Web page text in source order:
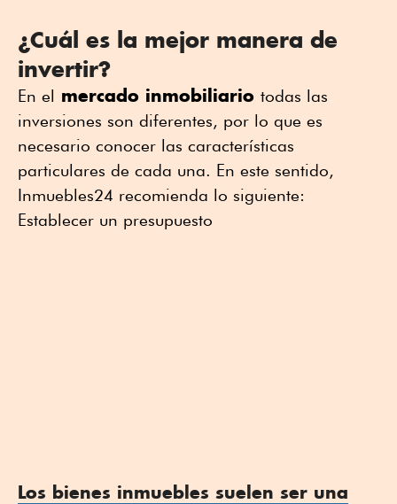
¿Cuál es la mejor manera de
invertir?
En el mercado inmobiliario todas las
inversiones son diferentes, por lo que es
necesario conocer las características
particulares de cada una. En este sentido,
Inmuebles24 recomienda lo siguiente:
Establecer un presupuesto
Los bienes inmuebles suelen ser una